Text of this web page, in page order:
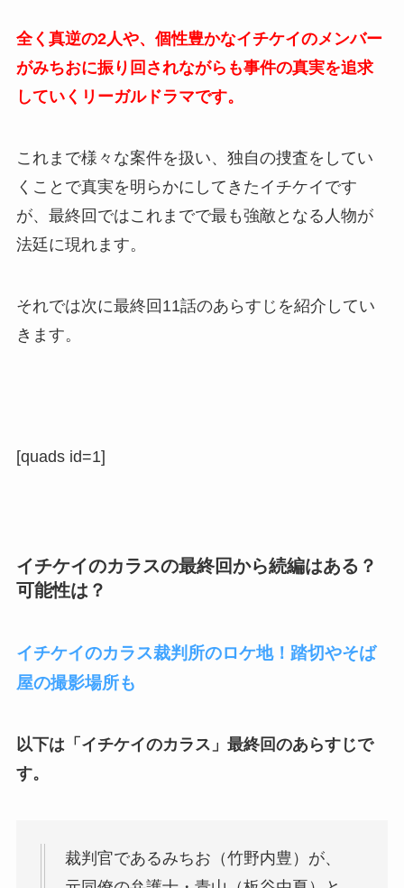
全く真逆の2人や、個性豊かなイチケイのメンバー
がみちおに振り回されながらも事件の真実を追求
していくリーガルドラマです。
これまで様々な案件を扱い、独自の捜査をしてい
くことで真実を明らかにしてきたイチケイです
が、最終回ではこれまでで最も強敵となる人物が
法廷に現れます。
それでは次に最終回11話のあらすじを紹介してい
きます。
[quads id=1]
イチケイのカラスの最終回から続編はある？
可能性は？
イチケイのカラス裁判所のロケ地！踏切やそば
屋の撮影場所も
以下は「イチケイのカラス」最終回のあらすじで
す。
裁判官であるみちお（竹野内豊）が、